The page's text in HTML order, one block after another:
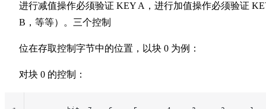
进行减值操作必须验证 KEY A，进行加值操作必须验证
B，等等）。三个控制
位在存取控制字节中的位置，以块 0 为例：
对块 0 的控制：